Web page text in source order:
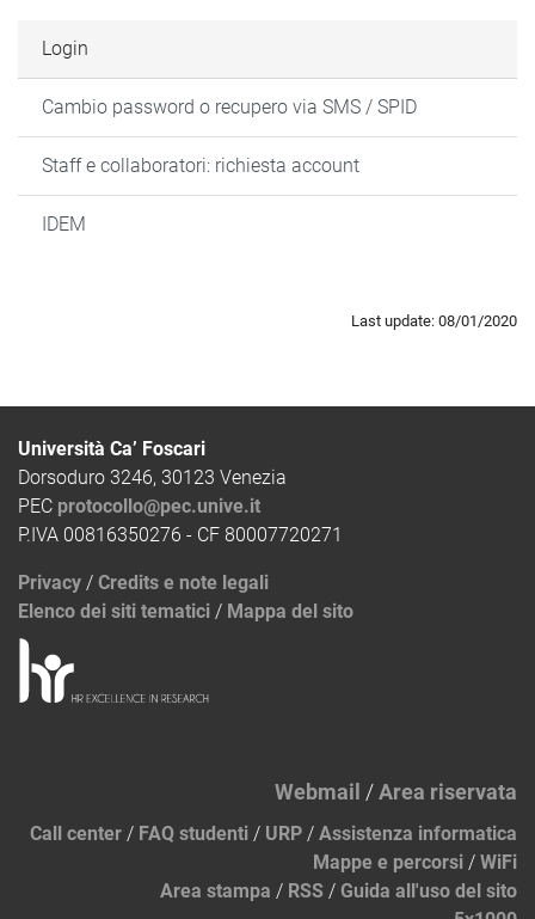
Login
Cambio password o recupero via SMS / SPID
Staff e collaboratori: richiesta account
IDEM
Last update: 08/01/2020
Università Ca’ Foscari
Dorsoduro 3246, 30123 Venezia
PEC protocollo@pec.unive.it
P.IVA 00816350276 - CF 80007720271
Privacy / Credits e note legali
Elenco dei siti tematici / Mappa del sito
Webmail /Area riservata
Call center / FAQ studenti / URP / Assistenza informatica
Mappe e percorsi / WiFi
Area stampa / RSS / Guida all'uso del sito